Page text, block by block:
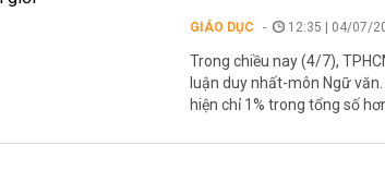
GIÁO DỤC 12:35 | 04/07/
Trong chiều nay (4/7),
luận duy nhất-môn Ngữ
hiện chỉ 1% trong tổng số